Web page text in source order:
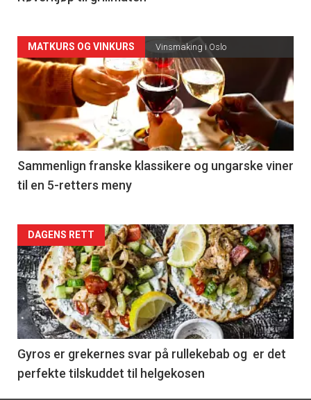
Forsiden
akkurat
nå
-
5
MATKURS OG VINKURS Vinsmaking i Oslo
Sammenlign franske klassikere og ungarske viner
til en 5-retters meny
Forsiden
akkurat
nå
-
6
DAGENS RETT
Gyros er grekernes svar på rullekebab og er det
perfekte tilskuddet til helgekosen